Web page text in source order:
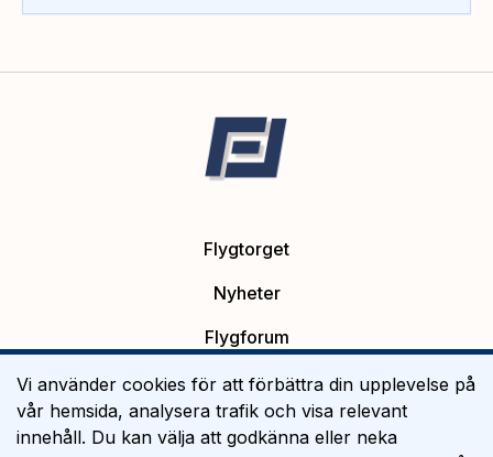
Flygtorget
Nyheter
Flygforum
Platsannonser
Flygutbildning
Vi använder cookies för att förbättra din upplevelse på
vår hemsida, analysera trafik och visa relevant
innehåll. Du kan välja att godkänna eller neka